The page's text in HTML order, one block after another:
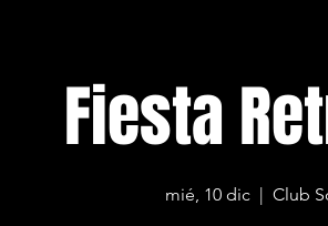
Fiesta
mié, 10 dic
  |
Club